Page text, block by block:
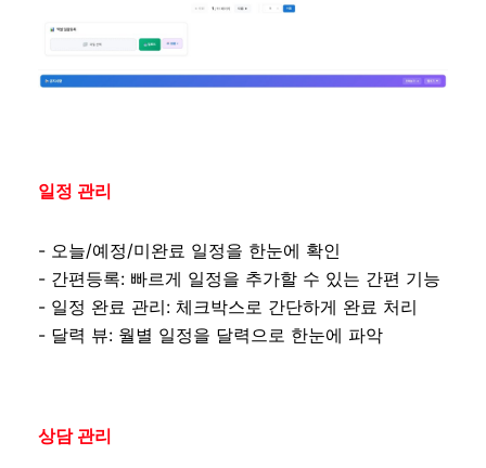
일정 관리
- 오늘/예정/미완료 일정을 한눈에 확인
- 간편등록: 빠르게 일정을 추가할 수 있는 간편 기능
- 일정 완료 관리: 체크박스로 간단하게 완료 처리
- 달력 뷰: 월별 일정을 달력으로 한눈에 파악
상담 관리